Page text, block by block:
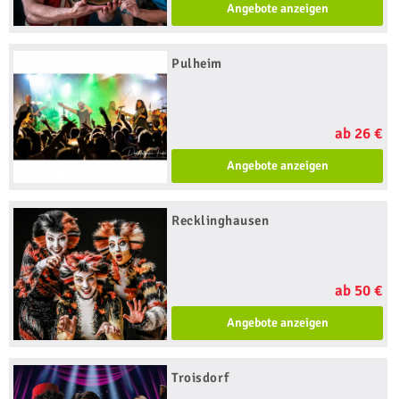
Angebote anzeigen
Pulheim
ab 26 €
Angebote anzeigen
Recklinghausen
ab 50 €
Angebote anzeigen
Troisdorf